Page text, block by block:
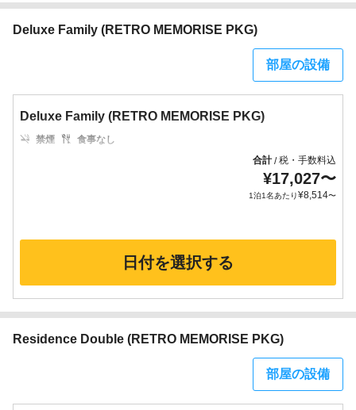
Deluxe Family (RETRO MEMORISE PKG)
部屋の設備
Deluxe Family (RETRO MEMORISE PKG)
禁煙
食事なし
合計/税・手数料込
¥17,027〜
1泊1名あたり¥8,514〜
日付を選択する
Residence Double (RETRO MEMORISE PKG)
部屋の設備